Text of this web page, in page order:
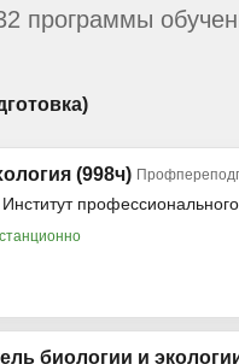
программы
(998ч)
биологии и